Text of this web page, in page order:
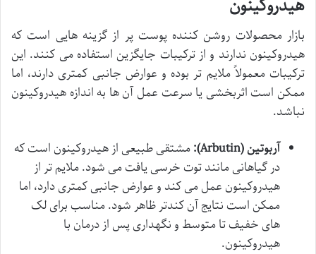
هیدروکینون
بازار محصولات روشن کننده پوست پر از گزینه هایی است که
هیدروکینون ندارند و از ترکیبات جایگزین استفاده می کنند. این
ترکیبات معمولاً ملایم تر بوده و عوارض جانبی کمتری دارند، اما
ممکن است اثربخشی یا سرعت عمل آن ها به اندازه هیدروکینون
نباشد.
آربوتین (Arbutin):
مشتقی طبیعی از هیدروکینون است که
در گیاهانی مانند توت خرسی یافت می شود. ملایم تر از
هیدروکینون عمل می کند و عوارض جانبی کمتری دارد، اما
ممکن است نتایج آن کندتر ظاهر شود. مناسب برای لک
های خفیف تا متوسط و نگهداری پس از درمان با
هیدروکینون.